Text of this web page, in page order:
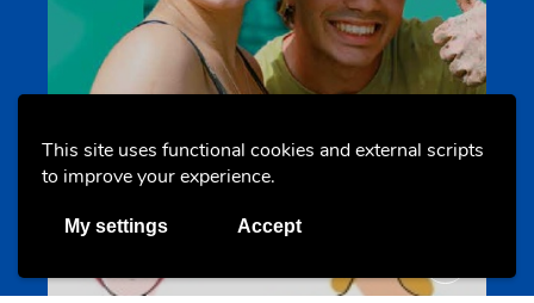
This site uses functional cookies and external scripts
to improve your experience.
My settings Accept
jugendprais.lu